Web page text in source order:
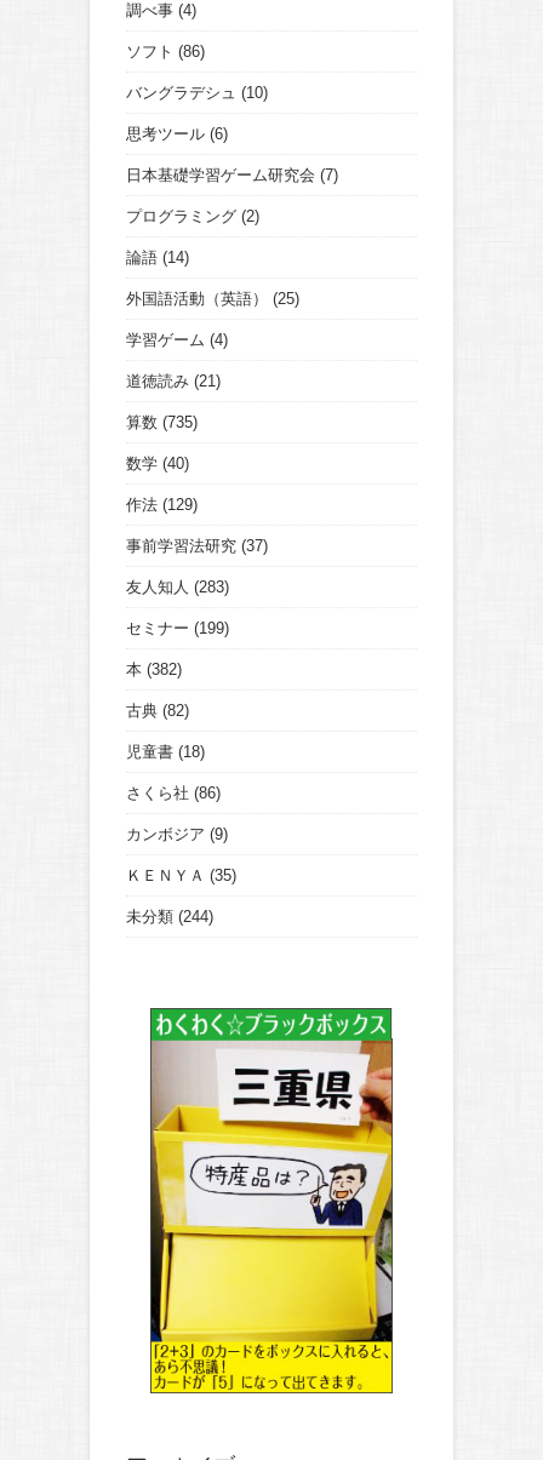
調べ事 (4)
ソフト (86)
バングラデシュ (10)
思考ツール (6)
日本基礎学習ゲーム研究会 (7)
プログラミング (2)
論語 (14)
外国語活動（英語） (25)
学習ゲーム (4)
道徳読み (21)
算数 (735)
数学 (40)
作法 (129)
事前学習法研究 (37)
友人知人 (283)
セミナー (199)
本 (382)
古典 (82)
児童書 (18)
さくら社 (86)
カンボジア (9)
ＫＥＮＹＡ (35)
未分類 (244)